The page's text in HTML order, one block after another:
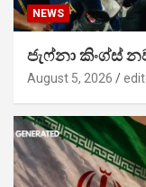
NEWS
ජැෆ්නා කිංග්ස්
August 5, 2026